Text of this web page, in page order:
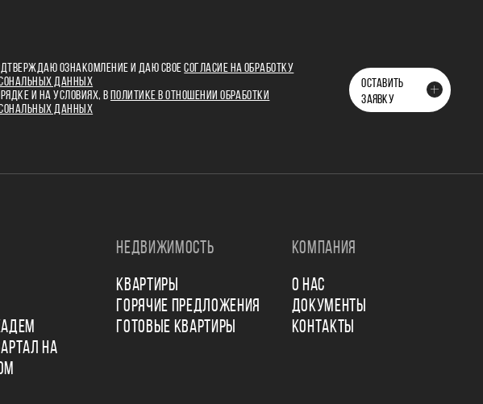
ОЗНАКОМЛЕНИЕ И ДАЮ СВОЕСОГЛАСИЕ НА ОБРАБОТКУ
ДАННЫХ
И НА УСЛОВИЯХ, В
ПОЛИТИКЕ В ОТНОШЕНИИ ОБРАБОТКИ
ДАННЫХ
ОСТАВИТЬ
ЗАЯВКУ
НА
НЕДВИЖИМОСТЬ
КВАРТИРЫ
ГОРЯЧИЕ ПРЕДЛОЖЕНИЯ
ГОТОВЫЕ КВАРТИРЫ
КОМПАНИЯ
О НАС
ДОКУМЕНТЫ
КОНТАКТЫ